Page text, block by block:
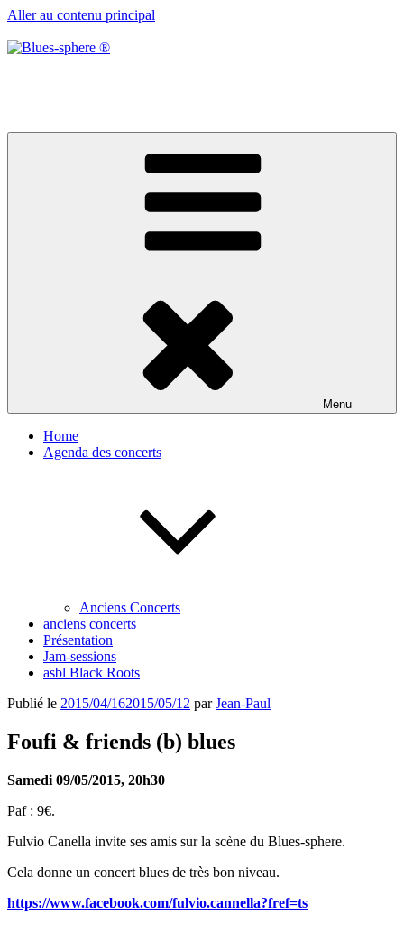
Aller au contenu principal
Menu
Home
Agenda des concerts
Anciens Concerts
anciens concerts
Présentation
Jam-sessions
asbl Black Roots
Publié le 2015/04/162015/05/12 parJean-Paul
Foufi & friends (b) blues
Samedi 09/05/2015, 20h30
Paf : 9€.
Fulvio Canella invite ses amis sur la scène du Blues-sphere.
Cela donne un concert blues de très bon niveau.
https://www.facebook.com/fulvio.cannella?fref=ts